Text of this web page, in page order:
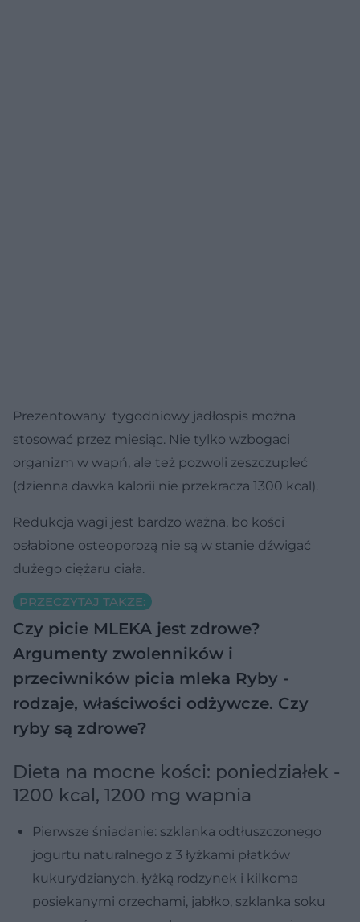
Prezentowany tygodniowy jadłospis można
stosować przez miesiąc. Nie tylko wzbogaci
organizm w wapń, ale też pozwoli zeszczupleć
(dzienna dawka kalorii nie przekracza 1300 kcal).
Redukcja wagi jest bardzo ważna, bo kości
osłabione osteoporozą nie są w stanie dźwigać
dużego ciężaru ciała.
PRZECZYTAJ TAKŻE:
Czy picie MLEKA jest zdrowe?
Argumenty zwolenników i
przeciwników picia mleka Ryby -
rodzaje, właściwości odżywcze. Czy
ryby są zdrowe?
Dieta na mocne kości: poniedziałek -
1200 kcal, 1200 mg wapnia
Pierwsze śniadanie: szklanka odtłuszczonego
jogurtu naturalnego z 3 łyżkami płatków
kukurydzianych, łyżką rodzynek i kilkoma
posiekanymi orzechami, jabłko, szklanka soku